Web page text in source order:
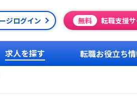
ジログイン 無料 転職支援
求人を探す 転職お役立ち